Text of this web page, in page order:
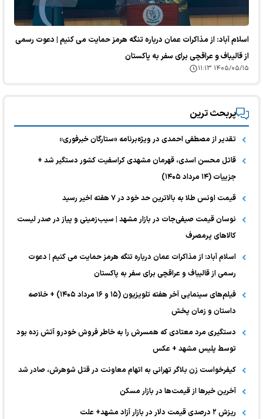
اسلام آباد: از مذاکرات عمان درباره تنگه هرمز حمایت می کنیم | دعوت رسمی
از قالیباف و عراقچی برای سفر به پاکستان
۱۴۰۵/۰۵/۱۵ ۱۱:۱۳
پربحث ترین
تقدیر از مصطفی احمدی در ویژه‌برنامه «ستارگان خبرفوری»
قاتل محسن اسدی، قهرمان مشهدی کراسفیت کشور دستگیر شد +
جزییات (۱۴ مرداد ۱۴۰۵)
قیمت اونس طلا به بالاترین حد خود در ۷ هفته اخیر رسید
نوسان قیمت صیفی‌جات در بازار مشهد | سیب‌زمینی و پیاز در صدر لیست
کالا‌های پرمصرف
اسلام آباد: از مذاکرات عمان درباره تنگه هرمز حمایت می کنیم | دعوت
رسمی از قالیباف و عراقچی برای سفر به پاکستان
فیلم‌های سینمایی آخر هفته تلویزیون (۱۵ و ۱۶ مرداد ۱۴۰۵) + خلاصه
داستان و زمان پخش
دستگیری مرد معتادی که همسرش را به خاطر فروش خودرو آتش زده بود
توسط پلیس مشهد + عکس
کیفرخواست زن بلاگر تهرانی به اتهام معاونت در قتل شوهرش، صادر شد
آخرین خبر‌ها از قیمت‌ها در بازار مسکن
ریزش ۲ درصدی قیمت دلار در بازار آزاد مشهد+ علت